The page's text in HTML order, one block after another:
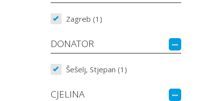
Zagreb (1)
DONATOR
Šešelj, Stjepan (1)
CJELINA